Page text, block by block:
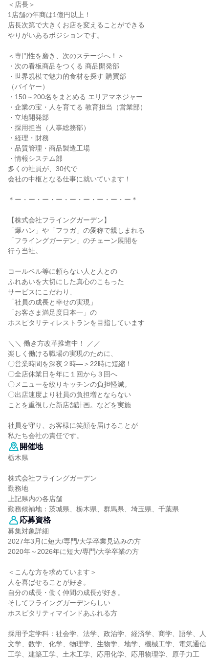
＜店長＞
1店舗の年商は1億円以上！
店長次第で大きくお店を変えることができる
やりがいあるポジションです。
＜専門性を磨き、次のステージへ！＞
・次の看板商品をつくる 商品開発部
・世界規模で魅力的食材を探す 購買部
（バイヤー）
・150～200名をまとめる エリアマネジャー
・企業の宝・人を育てる 教育担当（営業部）
・立地開発部
・採用担当（人事総務部）
・経理・財務
・品質管理・商品製造工場
・情報システム部
多くの社員が、30代で
会社の中枢となる仕事に就いています！
＊ー・ー・ー・ー・ー・ー・ー・ー・ー＊
【株式会社フライングガーデン】
「爆ハン」や「フラガ」の愛称で親しまれる
「フライングガーデン」のチェーン展開を
行う当社。
コールベル等に頼らない人と人との
ふれあいを大切にした真心のこもった
サービスにこだわり、
「社員の成長と幸せの実現」
「お客さま満足度日本一」の
ホスピタリティレストランを目指しています
＼＼ 働き方改革推進中！ ／／
楽しく働ける職場の実現のために、
〇営業時間を深夜２時―＞22時に短縮！
〇全店休業日を年に１回から３回へ
〇メニューを絞りキッチンの負担軽減。
〇出店速度より社員の負担増とならない
ことを重視した新店舗計画。などを実施
社員を守り、お客様に笑顔を届けることが
私たち会社の責任です。
開催地
栃木県
株式会社フライングガーデン
勤務地
上記県内の各店舗
勤務候補地：茨城県、栃木県、群馬県、埼玉県、千葉県
応募資格
募集対象詳細
2027年3月に短大/専門/大学卒業見込みの方
2020年～2026年に短大/専門/大学卒業の方
＜こんな方を求めています＞
人を喜ばせることが好き。
自分の成長・働く仲間の成長が好き。
そしてフライングガーデンらしい
ホスピタリティマインドあふれる方
採用予定学科：社会学、法学、政治学、経済学、商学、語学、人
文学、数学、化学、物理学、生物学、地学、機械工学、電気通信
工学、建築工学、土木工学、応用化学、応用物理学、原子力工